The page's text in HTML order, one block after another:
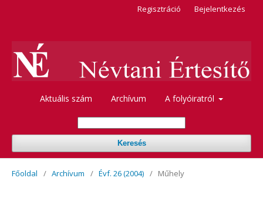
Aktuális szám Archívum A folyóiratról
Keresés
Regisztráció Bejelentkezés
Főoldal / Archívum / Évf. 26 (2004) / Műhely